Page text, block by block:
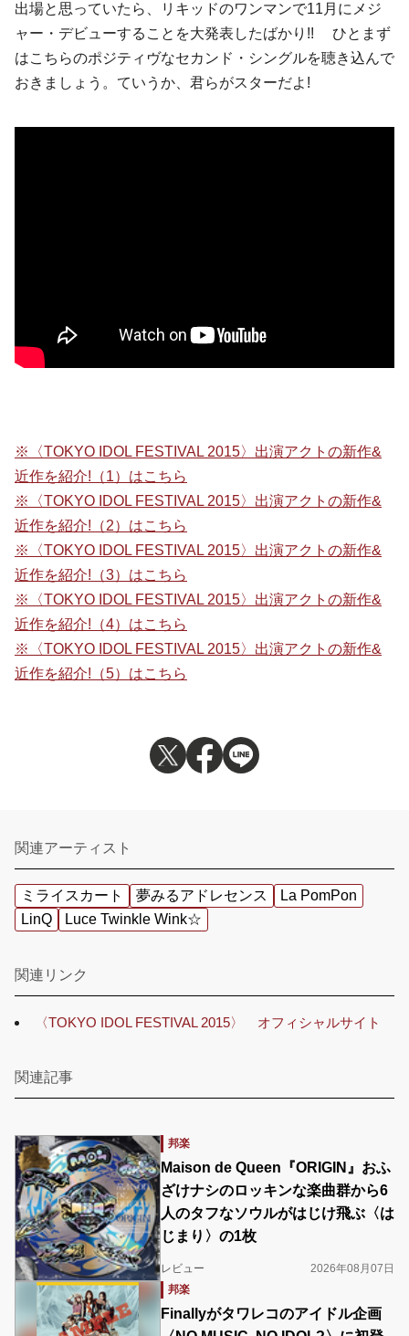
出場と思っていたら、リキッドのワンマンで11月にメジ
ャー・デビューすることを大発表したばかり!! ひとまず
はこちらのポジティヴなセカンド・シングルを聴き込んで
おきましょう。ていうか、君らがスターだよ!
※〈TOKYO IDOL FESTIVAL 2015〉出演アクトの新作&
近作を紹介!（1）はこちら
※〈TOKYO IDOL FESTIVAL 2015〉出演アクトの新作&
近作を紹介!（2）はこちら
※〈TOKYO IDOL FESTIVAL 2015〉出演アクトの新作&
近作を紹介!（3）はこちら
※〈TOKYO IDOL FESTIVAL 2015〉出演アクトの新作&
近作を紹介!（4）はこちら
※〈TOKYO IDOL FESTIVAL 2015〉出演アクトの新作&
近作を紹介!（5）はこちら
関連アーティスト
ミライスカート 夢みるアドレセンス
La PomPon
LinQ
Luce Twinkle Wink☆
関連リンク
〈TOKYO IDOL FESTIVAL 2015〉 オフィシャルサイト
関連記事
邦楽
Maison de Queen『ORIGIN』おふ
ざけナシのロッキンな楽曲群から6
人のタフなソウルがはじけ飛ぶ〈は
じまり〉の1枚
レビュー
2026年08月07日
邦楽
Finallyがタワレコのアイドル企画